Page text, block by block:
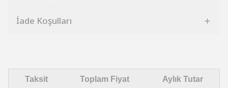
İade Koşulları
Taksit Toplam Fiyat Aylık Tutar